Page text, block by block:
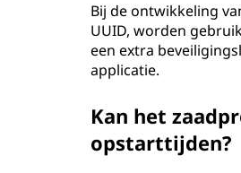
Bij de ontwikkeling
UUID, worden
een extra
applicatie.
Kan het
opstarttijden?